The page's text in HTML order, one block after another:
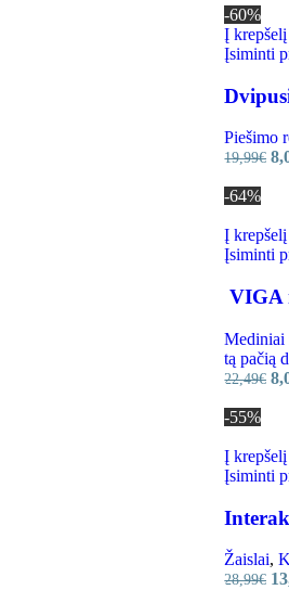
-60%
Į krepšelį
Įsiminti
Piešimo
19,99€
-64%
Į krepšelį
Įsiminti
VIGA
Mediniai
tą pačią
22,49€
-55%
Į krepšelį
Įsiminti
Žaislai,
28,99€